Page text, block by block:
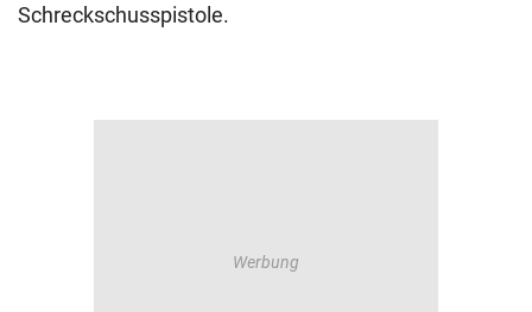
Schreckschusspistole.